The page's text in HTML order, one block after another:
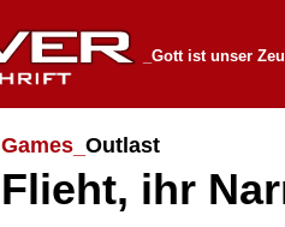
_Gott ist unser
Games_ Outlast
Flieht, ihr